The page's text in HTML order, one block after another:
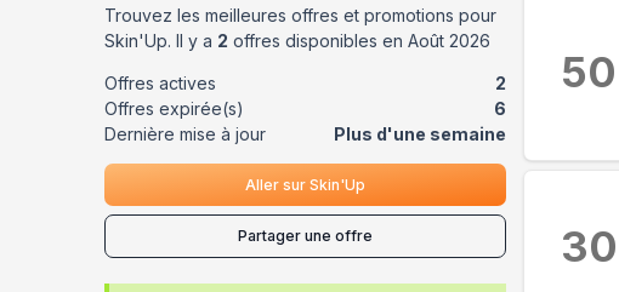
50
30
Trouvez les meilleures offres et promotions pour
Skin'Up. Il y a 2 offres disponibles en Août 2026
Offres actives
2
Offres expirée(s)
6
Dernière mise à jour
Plus d'une semaine
Aller sur Skin'Up
Partager une offre